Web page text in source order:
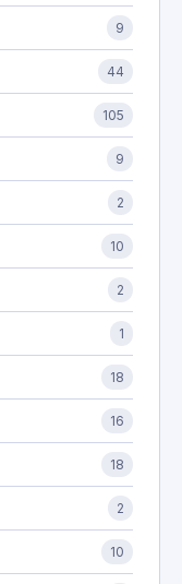
9
44
105
9
2
10
2
1
18
16
18
2
10